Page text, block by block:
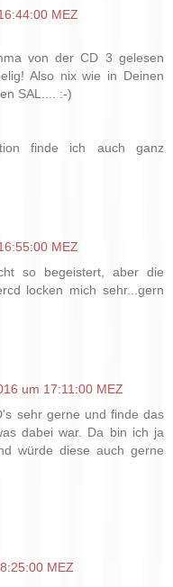
MEZ
von der CD 3 gelesen
Also nix wie in Deinen
SAL.... :-)
finde ich auch ganz
MEZ
so begeistert, aber die
locken mich sehr...gern
um 17:11:00 MEZ
sehr gerne und finde das
dabei war. Da bin ich ja
würde diese auch gerne
MEZ